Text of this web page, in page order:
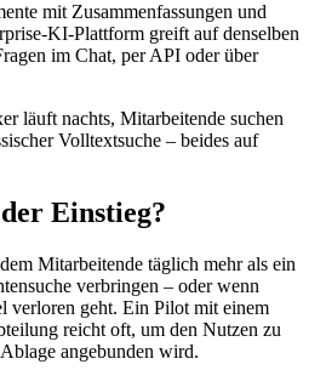
mit Zusammenfassungen und
KI-Plattform greift auf denselben
im Chat, per API oder über
läuft nachts, Mitarbeitende suchen
Volltextsuche – beides auf
Einstieg?
Mitarbeitende täglich mehr als ein
verbringen – oder wenn
verloren geht. Ein Pilot mit einem
reicht oft, um den Nutzen zu
angebunden wird.